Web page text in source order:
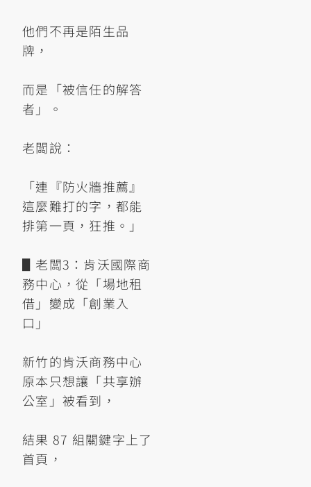
他們不再是陌生品
牌，
而是「被信任的解答
者」。
老闆說：
「連『防火牆推薦』
這麼難打的字，都能
排第一頁，狂推。」
▋老闆3：肯沃國際商
務中心，從「場地租
借」變成「創業入
口」
新竹的肯沃商務中心
原本只想讓「共享辦
公室」被看到，
結果 87 組關鍵字上了
首頁，